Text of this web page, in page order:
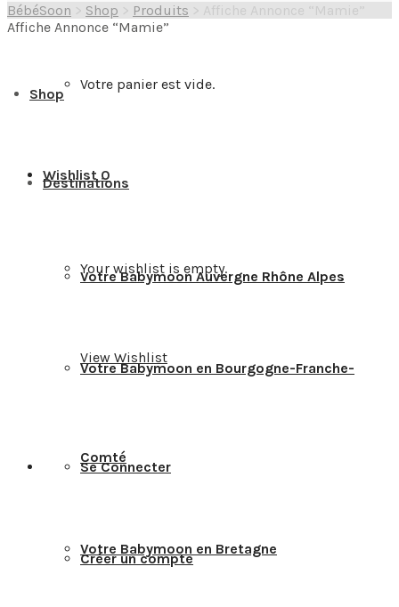
Votre panier est vide.
Wishlist 0
Your wishlist is empty.
View Wishlist
Se Connecter
Créer un compte
Shop
Destinations
Votre Babymoon Auvergne Rhône Alpes
Votre Babymoon en Bourgogne-Franche-
Comté
Votre Babymoon en Bretagne
BébéSoon Shop Produits
Affiche Annonce “Mamie”
Affiche Annonce “Mamie”